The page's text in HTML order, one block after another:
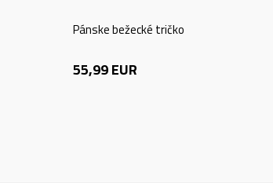
Pánske bežecké tričko
55,99EUR